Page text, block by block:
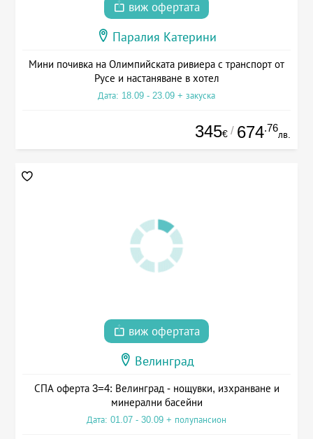
виж офертата
Паралия Катерини
Мини почивка на Олимпийската ривиера с транспорт от
Русе и настаняване в хотел
Дата: 18.09 - 23.09 + закуска
345€ / 674.76
лв.
виж офертата
Велинград
СПА оферта 3=4: Велинград - нощувки, изхранване и
минерални басейни
Дата: 01.07 - 30.09 + полупансион